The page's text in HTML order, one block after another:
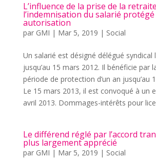
L’influence de la prise de la
l’indemnisation du salarié protégé
autorisation
par GMI | Mar 5, 2019 | Social
Un salarié est désigné délégué syndical
jusqu’au 15 mars 2012. Il bénéficie par
période de protection d’un an jusqu’au
Le 15 mars 2013, il est convoqué à un
avril 2013. Dommages-intérêts pour
Le différend réglé par l’accord
plus largement apprécié
par GMI | Mar 5, 2019 | Social